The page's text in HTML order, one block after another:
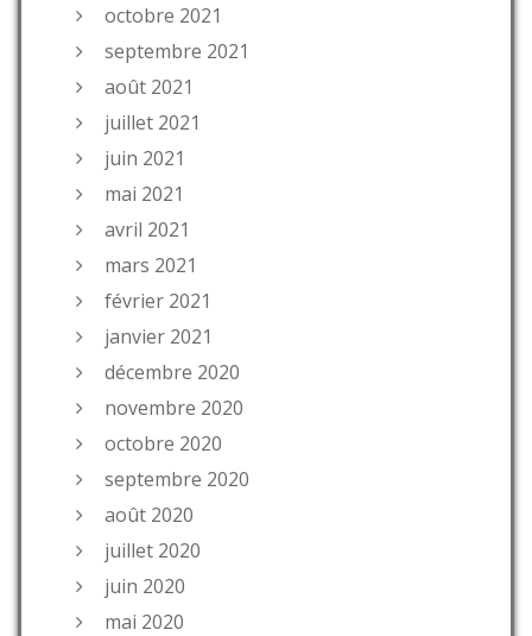
octobre 2021
septembre 2021
août 2021
juillet 2021
juin 2021
mai 2021
avril 2021
mars 2021
février 2021
janvier 2021
décembre 2020
novembre 2020
octobre 2020
septembre 2020
août 2020
juillet 2020
juin 2020
mai 2020